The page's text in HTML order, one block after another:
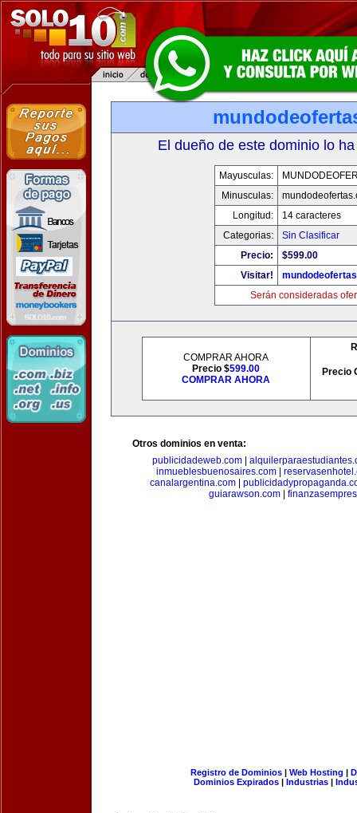
El dueño de este dominio lo
Mayusculas:
Minusculas:
Longitud:
14 caracteres
Categorias:
Sin Clasificar
Precio:
$599.00
Visitar!
Serán consideradas
COMPRAR AHORA
Precio $599.00
COMPRAR AHORA
Precio
Otros dominios en venta:
publicidadeweb.com|
inmueblesbuenosaires.com
canalargentina.com|
guiarawson.com|
Registro de Dominios| Web Hosting |
Dominios Expirados | Industrias |